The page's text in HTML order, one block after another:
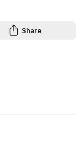
Share